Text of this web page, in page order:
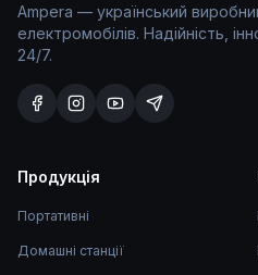
Ampera — український
електромобілів. Надійність,
24/7.
Продукція
Портативні
Домашні станції